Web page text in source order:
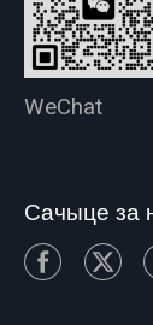
WeChat
Сачыце за